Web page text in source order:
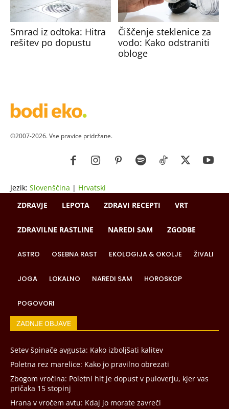
Smrad iz odtoka: Hitra
rešitev po dopustu
Čiščenje steklenice za
vodo: Kako odstraniti
obloge
©2007-2026. Vse pravice pridržane.
Jezik: Slovenščina | Hrvatski
ZDRAVJE
LEPOTA ZDRAVI RECEPTI VRT
ZDRAVILNE RASTLINE NAREDI SAM ZGODBE
ASTRO OSEBNA RAST EKOLOGIJA & OKOLJE ŽIVALI
JOGA LOKALNO NAREDI SAM HOROSKOP
POGOVORI
ZADNJE OBJAVE
Setev špinače avgusta: Kako izboljšati kalitev
Poletna rez marelice: Kako jo pravilno obrezati
Zbogom vročina: Poletni hit je dopust v puloverju, kjer vas
pričaka 15 stopinj
Hrana v vročem avtu: Kdaj jo morate zavreči